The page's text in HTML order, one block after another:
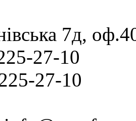
7д,
27-10
27-10